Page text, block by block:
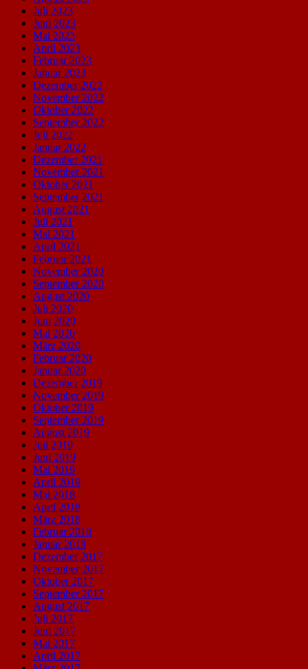
Juli 2023
Juni 2023
Mai 2023
April 2023
Februar 2023
Januar 2023
Dezember 2022
November 2022
Oktober 2022
September 2022
Juli 2022
Januar 2022
Dezember 2021
November 2021
Oktober 2021
September 2021
August 2021
Juli 2021
Mai 2021
April 2021
Februar 2021
November 2020
September 2020
August 2020
Juli 2020
Juni 2020
Mai 2020
März 2020
Februar 2020
Januar 2020
Dezember 2019
November 2019
Oktober 2019
September 2019
August 2019
Juli 2019
Juni 2019
Mai 2019
April 2019
Mai 2018
April 2018
März 2018
Februar 2018
Januar 2018
Dezember 2017
November 2017
Oktober 2017
September 2017
August 2017
Juli 2017
Juni 2017
Mai 2017
April 2017